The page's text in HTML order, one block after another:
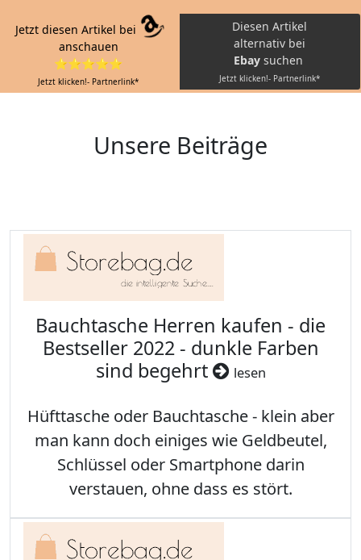
Jetzt diesen Artikel bei
anschauen
⭐⭐⭐⭐⭐
Jetzt klicken!- Partnerlink*
Diesen Artikel
alternativ bei
Ebay suchen
Jetzt klicken!- Partnerlink*
Unsere Beiträge
Bauchtasche Herren kaufen - die
Bestseller 2022 - dunkle Farben
sind begehrt
lesen
Hüfttasche oder Bauchtasche - klein aber
man kann doch einiges wie Geldbeutel,
Schlüssel oder Smartphone darin
verstauen, ohne dass es stört.